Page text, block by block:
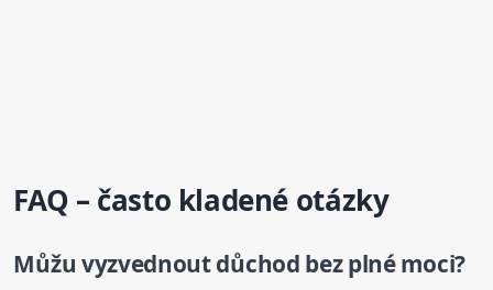
FAQ – často kladené otázky
Můžu vyzvednout důchod bez plné moci?